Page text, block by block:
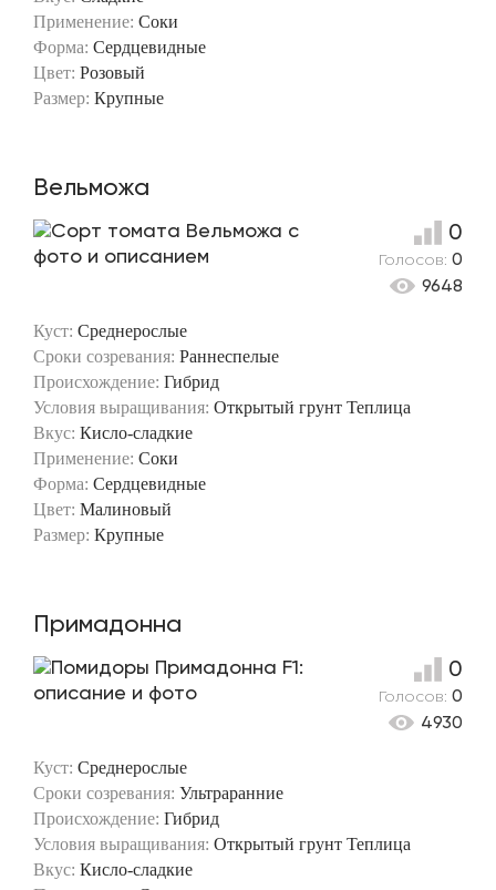
Применение: Соки
Форма: Сердцевидные
Цвет: Розовый
Размер: Крупные
Вельможа
Куст: Среднерослые
Сроки созревания: Раннеспелые
Происхождение: Гибрид
Условия выращивания: Открытый грунт Теплица
Вкус: Кисло-сладкие
Применение: Соки
Форма: Сердцевидные
Цвет: Малиновый
Размер: Крупные
0
Голосов: 0
9648
Примадонна
Куст: Среднерослые
Сроки созревания: Ультраранние
Происхождение: Гибрид
Условия выращивания: Открытый грунт Теплица
Вкус: Кисло-сладкие
0
Голосов: 0
4930